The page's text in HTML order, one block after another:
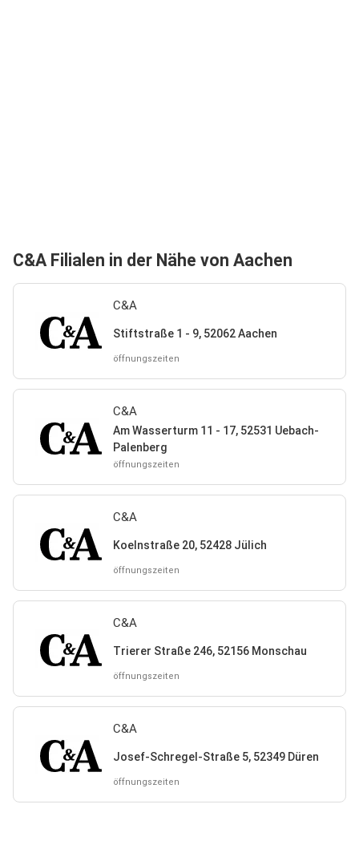
C&A Filialen in der Nähe von Aachen
C&A
Stiftstraße 1 - 9, 52062 Aachen
öffnungszeiten
C&A
Am Wasserturm 11 - 17, 52531 Uebach-
Palenberg
öffnungszeiten
C&A
Koelnstraße 20, 52428 Jülich
öffnungszeiten
C&A
Trierer Straße 246, 52156 Monschau
öffnungszeiten
C&A
Josef-Schregel-Straße 5, 52349 Düren
öffnungszeiten